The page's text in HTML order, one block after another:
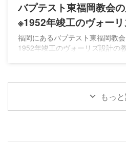
バプテスト東福岡教会
※1952年竣工のヴォー
福岡にあるバプテスト東福岡教
1952年竣工のヴォーリズ設計の教
もっ